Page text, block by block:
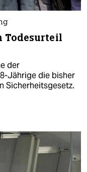
Todesurteil
der
Jährige die bisher
Sicherheitsgesetz.